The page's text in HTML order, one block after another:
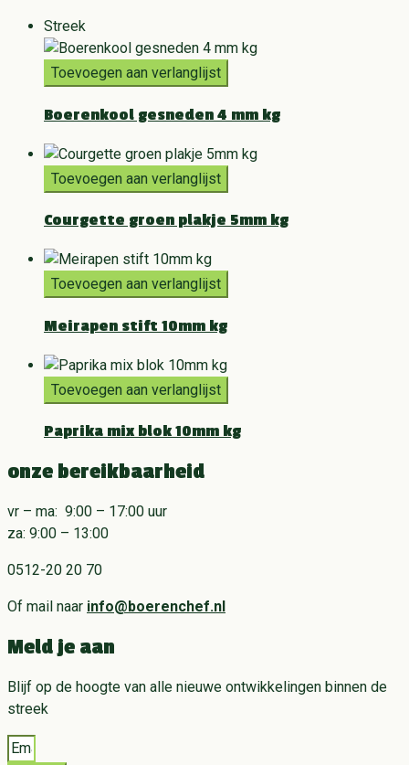
Streek
Toevoegen aan verlanglijst
Boerenkool gesneden 4 mm kg
Toevoegen aan verlanglijst
Courgette groen plakje 5mm kg
Toevoegen aan verlanglijst
Meirapen stift 10mm kg
Toevoegen aan verlanglijst
Paprika mix blok 10mm kg
onze bereikbaarheid
vr – ma: 9:00 – 17:00 uur
za: 9:00 – 13:00
0512-20 20 70
Of mail naar info@boerenchef.nl
Meld je aan
Blijf op de hoogte van alle nieuwe ontwikkelingen binnen de
streek